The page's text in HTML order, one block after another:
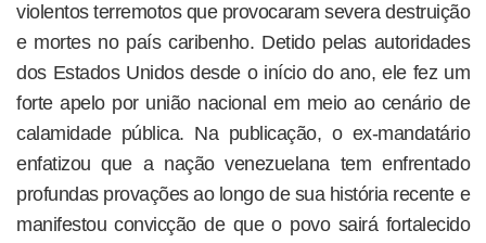
violentos terremotos que provocaram severa destruição
e mortes no país caribenho. Detido pelas autoridades
dos Estados Unidos desde o início do ano, ele fez um
forte apelo por união nacional em meio ao cenário de
calamidade pública. Na publicação, o ex-mandatário
enfatizou que a nação venezuelana tem enfrentado
profundas provações ao longo de sua história recente e
manifestou convicção de que o povo sairá fortalecido